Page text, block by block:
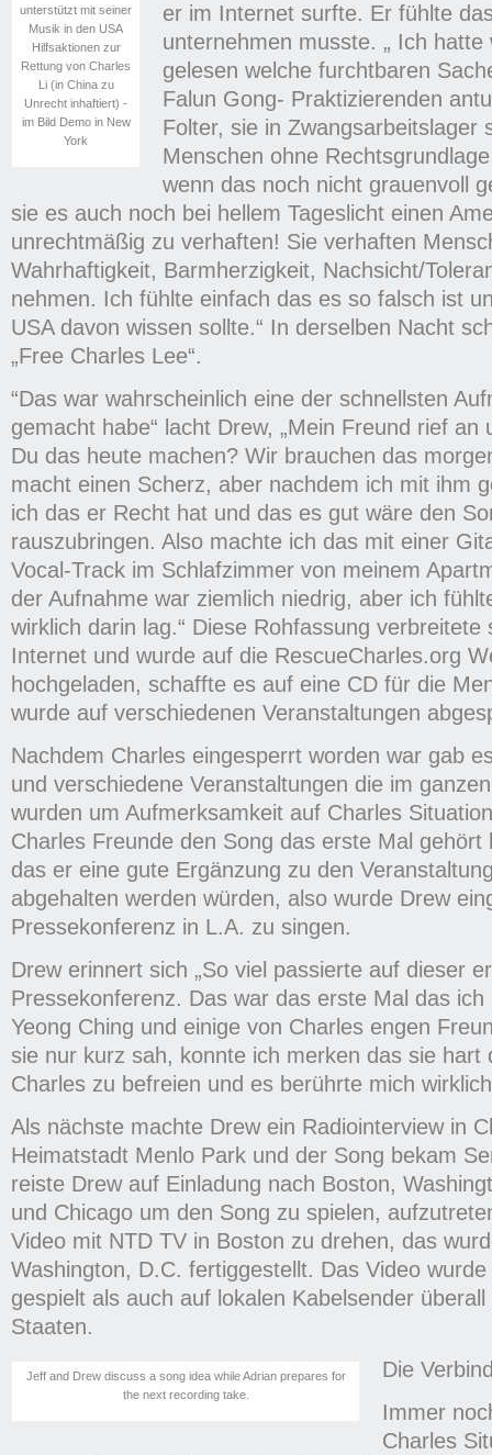
unterstützt mit seiner
Musik in den USA
Hilfsaktionen zur
Rettung von Charles
Li (in China zu
Unrecht inhaftiert) -
im Bild Demo in New
York
er im Internet surfte. Er fühlte
unternehmen musste. „ Ich hatte
gelesen welche furchtbaren
Falun Gong- Praktizierenden
Folter, sie in Zwangsarbeitslager
Menschen ohne
wenn das noch nicht grauenvoll
sie es auch noch bei hellem Tageslicht einen
unrechtmäßig zu verhaften! Sie verhaften
Wahrhaftigkeit, Barmherzigkeit, Nachsicht/
nehmen. Ich fühlte einfach das es so falsch ist
USA davon wissen sollte.“ In derselben Nacht
„Free Charles Lee“.
“Das war wahrscheinlich eine der schnellsten
gemacht habe“ lacht Drew, „Mein Freund rief an
Du das heute machen? Wir brauchen das
macht einen Scherz, aber nachdem ich mit ihm
ich das er Recht hat und das es gut wäre den
rauszubringen. Also machte ich das mit einer
Vocal-Track im Schlafzimmer von meinem
der Aufnahme war ziemlich niedrig, aber ich
wirklich darin lag.“ Diese Rohfassung verbreitete
Internet und wurde auf die RescueCharles.org
hochgeladen, schaffte es auf eine CD für die
wurde auf verschiedenen Veranstaltungen
Nachdem Charles eingesperrt worden war gab
und verschiedene Veranstaltungen die im
wurden um Aufmerksamkeit auf Charles
Charles Freunde den Song das erste Mal gehört
das er eine gute Ergänzung zu den
abgehalten werden würden, also wurde Drew
Pressekonferenz in L.A. zu singen.
Drew erinnert sich „So viel passierte auf dieser
Pressekonferenz. Das war das erste Mal das ich
Yeong Ching und einige von Charles engen
sie nur kurz sah, konnte ich merken das sie hart
Charles zu befreien und es berührte mich
Als nächste machte Drew ein Radiointerview in
Heimatstadt Menlo Park und der Song bekam
reiste Drew auf Einladung nach Boston,
und Chicago um den Song zu spielen,
Video mit NTD TV in Boston zu drehen, das
Washington, D.C. fertiggestellt. Das Video
gespielt als auch auf lokalen Kabelsender
Staaten.
Jeff and Drew discuss a song idea while Adrian prepares for
the next recording take.
Die
Immer
Charles